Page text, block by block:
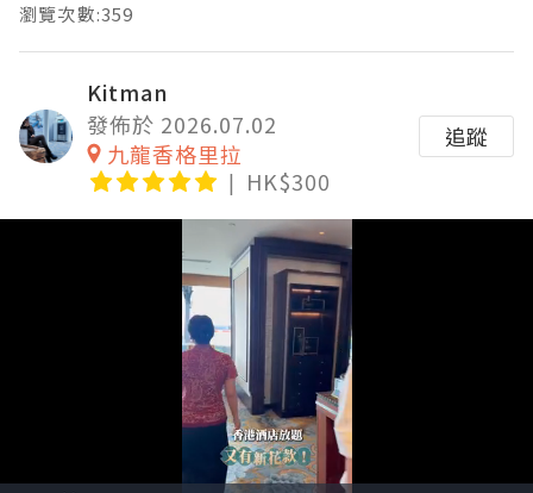
瀏覽次數:359
Kitman
發佈於 2026.07.02
九龍香格里拉
HK$300
追蹤